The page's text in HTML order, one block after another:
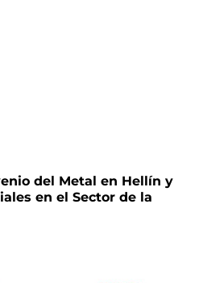
del Metal en Hellín y
en el Sector de la